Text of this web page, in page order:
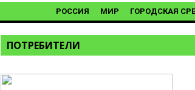
РОССИЯ МИР ГОРОДСКАЯ
ПОТРЕБИТЕЛИ